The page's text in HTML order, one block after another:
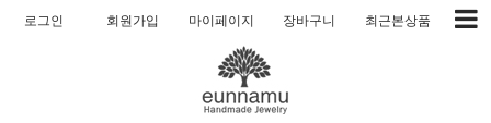
로그인 회원가입 마이페이지 장바구니 최근본상품